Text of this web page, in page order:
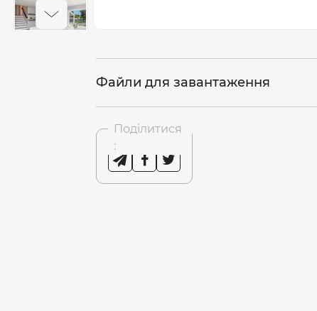
Файли для завантаження
Поділитися
: